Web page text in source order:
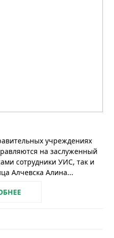
учреждениях
на заслуженный
сотрудники УИС, так и
Алчевска Алина...